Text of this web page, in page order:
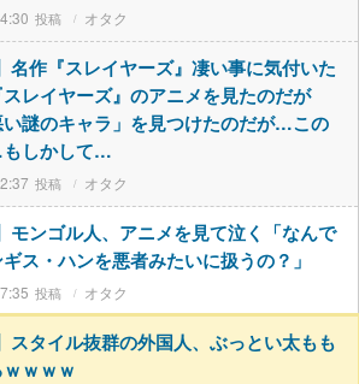
オタク
名作『スレイヤーズ』凄い事に気付いた
レイヤーズ』のアニメを見たのだが
い謎のキャラ」を見つけたのだが…この
しかして…
オタク
モンゴル人、アニメを見て泣く「なんで
ス・ハンを悪者みたいに扱うの？」
オタク
スタイル抜群の外国人、ぶっとい太もも
ｗｗｗ